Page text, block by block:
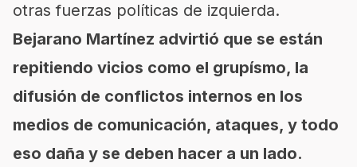
otras fuerzas políticas de izquierda.
Bejarano Martínez advirtió que se están
repitiendo vicios como el grupísmo, la
difusión de conflictos internos en los
medios de comunicación, ataques, y todo
eso daña y se deben hacer a un lado.